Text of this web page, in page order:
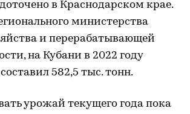
в Краснодарском крае.
министерства
и перерабатывающей
на Кубани в 2022 году
582,5 тыс. тонн.
урожай текущего года пока